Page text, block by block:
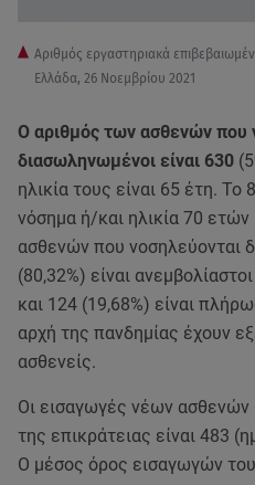
Aριθμός εργαστηριακά
Ελλάδα, 26 Νοεμβρίου 2021
Ο αριθμός των ασθενών που
διασωληνωμένοι είναι 630
ηλικία τους είναι 65 έτη. To
νόσημα ή/και ηλικία 70
ασθενών που νοσηλεύονται
(80,32%) είναι
και 124 (19,68%) είναι
αρχή της πανδημίας έχουν
ασθενείς.
Οι εισαγωγές νέων ασθενών
της επικράτειας είναι 483
Ο μέσος όρος εισαγωγών